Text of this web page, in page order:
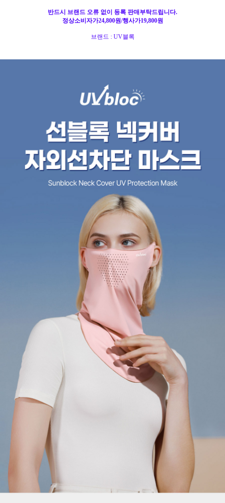
반드시 브랜드 오류 없이 등록 판매부탁드립니다.
정상소비자가24,800원/행사가19,800원
브랜드 : UV블록